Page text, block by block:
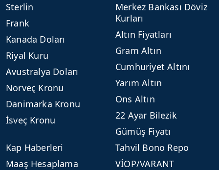
Sterlin
Frank
Kanada Doları
Riyal Kuru
Avustralya Doları
Norveç Kronu
Danimarka Kronu
İsveç Kronu
Merkez Bankası Döviz
Kurları
Altın Fiyatları
Gram Altın
Cumhuriyet Altını
Yarım Altın
Ons Altın
22 Ayar Bilezik
Gümüş Fiyatı
Kap Haberleri
Maaş Hesaplama
Tahvil Bono Repo
VİOP/VARANT